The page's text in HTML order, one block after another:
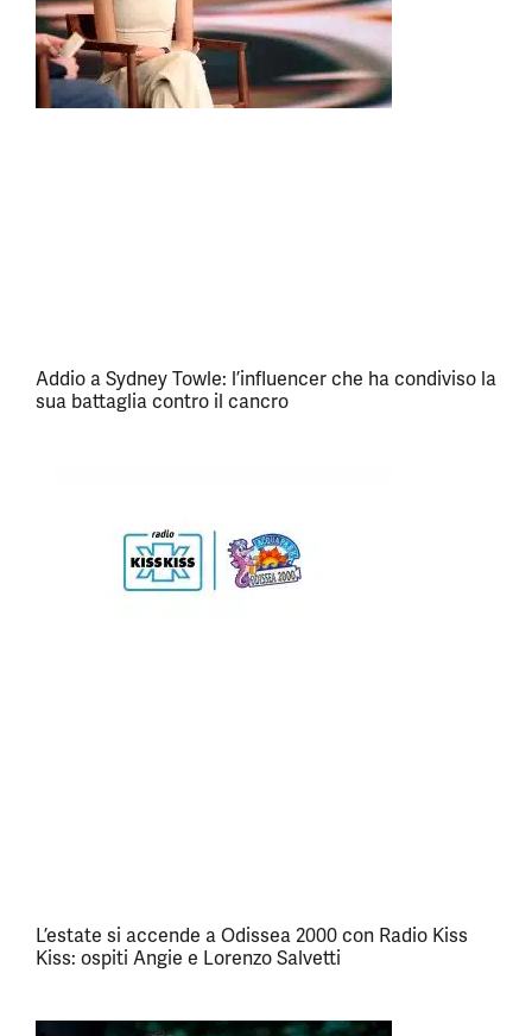
Addio a Sydney Towle: l’influencer che ha condiviso la
sua battaglia contro il cancro
L’estate si accende a Odissea 2000 con Radio Kiss
Kiss: ospiti Angie e Lorenzo Salvetti